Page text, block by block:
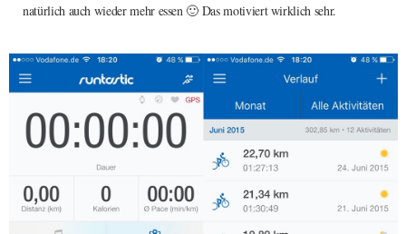
natürlich auch wieder mehr essen 🙂 Das motiviert wirklich sehr.